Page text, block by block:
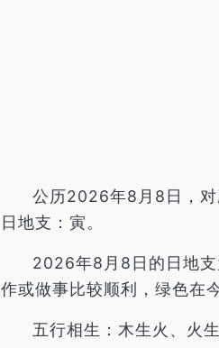
公历2026年8月8日，对
日地支：寅。
2026年8月8日的日地支
作或做事比较顺利，绿色在
五行相生：木生火、火